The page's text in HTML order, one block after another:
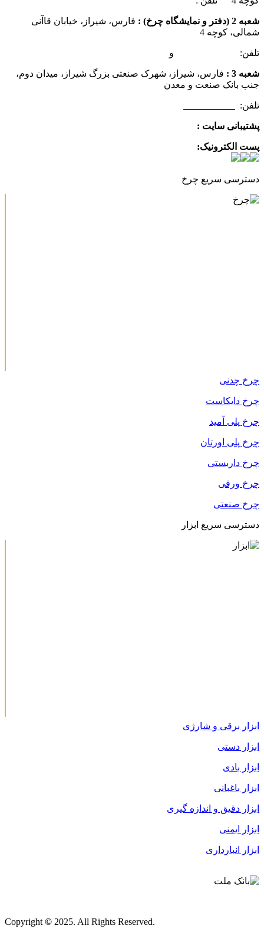
شعبه 2 (دفتر و نمایشگاه چرخ) :
فارس، شیراز، خیابان قاآنی
شمالی، کوچه 4
تلفن: و
شعبه 3 :
فارس، شیراز، شهرک صنعتی بزرگ شیراز، میدان دوم،
جنب بانک صنعت و معدن
تلفن:
پشتیبانی سایت :
پست الکترونیک:
دسترسی سریع چرخ
چرخ چدنی
چرخ دایکاست
چرخ پلی آمید
چرخ پلی اورتان
چرخ داربستی
چرخ ورقی
چرخ صنعتی
دسترسی سریع ابزار
ابزار برقی و شارژی
ابزار دستی
ابزار بادی
ابزار باغبانی
ابزار دقیق و اندازه گیری
ابزار ایمنی
ابزار انبارداری
Copyright© 2025. All Rights Reserved.